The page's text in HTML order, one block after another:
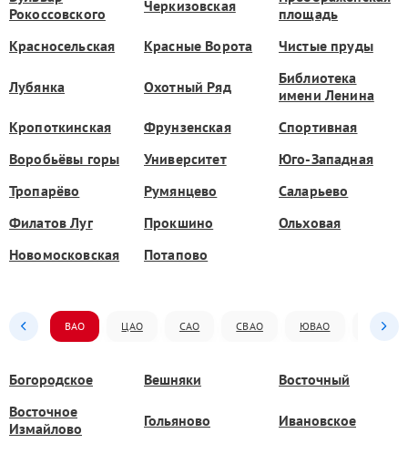
Рокоссовского
Черкизовская
площадь
Красносельская
Красные Ворота Чистые пруды
Лубянка Охотный Ряд
Библиотека
имени Ленина
Кропоткинская
Фрунзенская
Спортивная
Воробьёвы горы
Университет
Юго-Западная
Тропарёво
Румянцево
Саларьево
Филатов Луг
Прокшино
Ольховая
Новомосковская
Потапово
ВАО ЦАО САО СВАО ЮВАО ЮАО
Богородское Вешняки
Восточный
Восточное
Измайлово
Гольяново Ивановское